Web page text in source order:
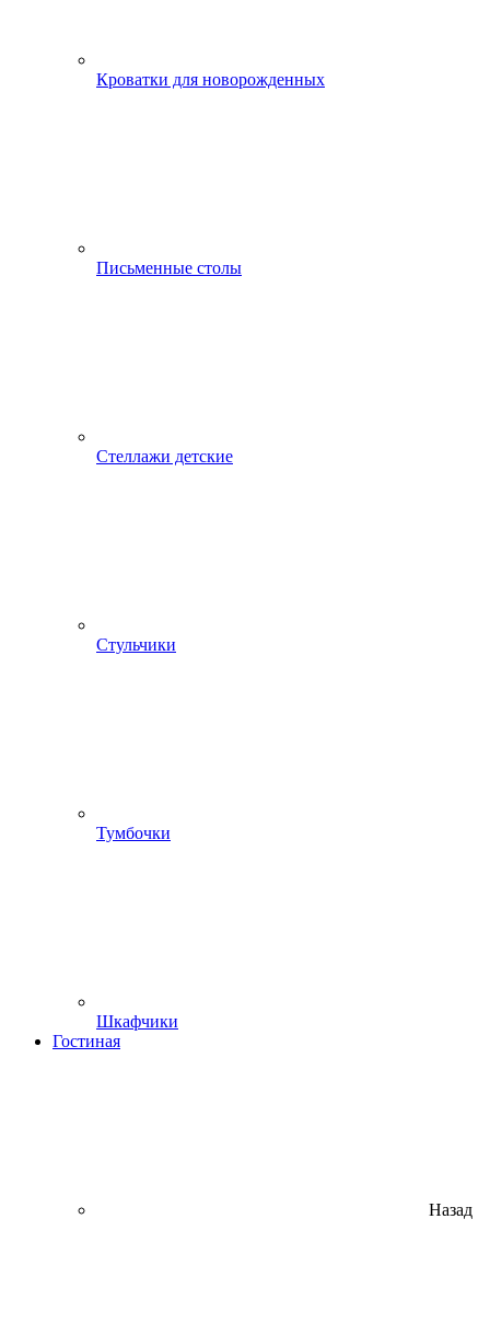
Кроватки для новорожденных
Письменные столы
Стеллажи детские
Стульчики
Тумбочки
Шкафчики
Гостиная
Назад